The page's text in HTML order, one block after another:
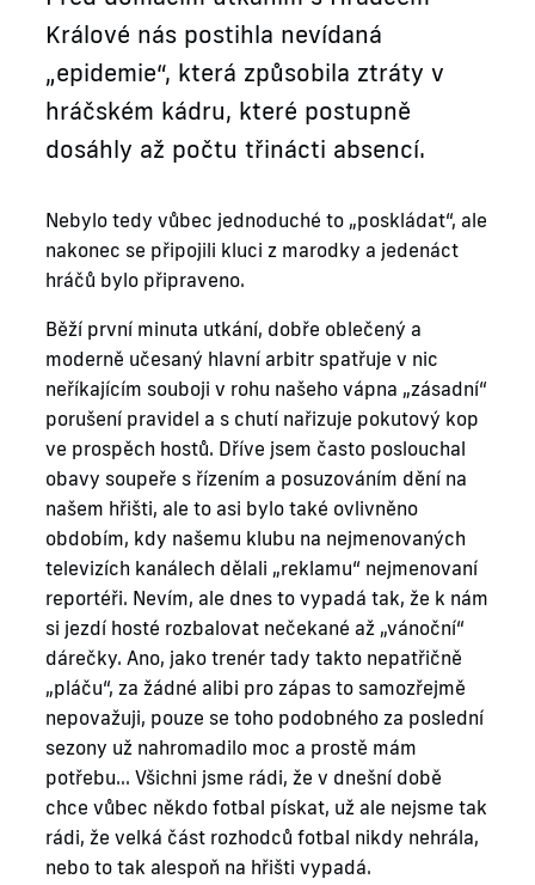
Králové nás postihla nevídaná
„epidemie“, která způsobila ztráty v
hráčském kádru, které postupně
dosáhly až počtu třinácti absencí.
Nebylo tedy vůbec jednoduché to „poskládat“, ale
nakonec se připojili kluci z marodky a jedenáct
hráčů bylo připraveno.
Běží první minuta utkání, dobře oblečený a
moderně učesaný hlavní arbitr spatřuje v nic
neříkajícím souboji v rohu našeho vápna „zásadní“
porušení pravidel a s chutí nařizuje pokutový kop
ve prospěch hostů. Dříve jsem často poslouchal
obavy soupeře s řízením a posuzováním dění na
našem hřišti, ale to asi bylo také ovlivněno
obdobím, kdy našemu klubu na nejmenovaných
televizích kanálech dělali „reklamu“ nejmenovaní
reportéři. Nevím, ale dnes to vypadá tak, že k nám
si jezdí hosté rozbalovat nečekané až „vánoční“
dárečky. Ano, jako trenér tady takto nepatřičně
„pláču“, za žádné alibi pro zápas to samozřejmě
nepovažuji, pouze se toho podobného za poslední
sezony už nahromadilo moc a prostě mám
potřebu… Všichni jsme rádi, že v dnešní době
chce vůbec někdo fotbal pískat, už ale nejsme tak
rádi, že velká část rozhodců fotbal nikdy nehrála,
nebo to tak alespoň na hřišti vypadá.